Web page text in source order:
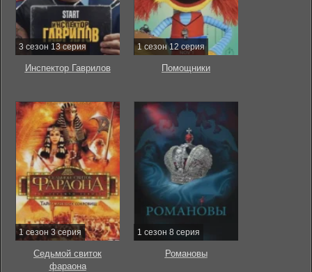
3 сезон 13 серия
Инспектор Гаврилов
1 сезон 12 серия
Помощники
1 сезон 3 серия
Седьмой свиток
фараона
1 сезон 8 серия
Романовы